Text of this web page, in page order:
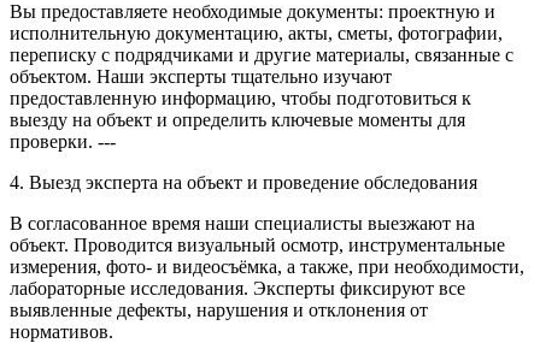
Вы предоставляете необходимые документы: проектную и
исполнительную документацию, акты, сметы, фотографии,
переписку с подрядчиками и другие материалы, связанные с
объектом. Наши эксперты тщательно изучают
предоставленную информацию, чтобы подготовиться к
выезду на объект и определить ключевые моменты для
проверки. ---
4. Выезд эксперта на объект и проведение обследования
В согласованное время наши специалисты выезжают на
объект. Проводится визуальный осмотр, инструментальные
измерения, фото- и видеосъёмка, а также, при необходимости,
лабораторные исследования. Эксперты фиксируют все
выявленные дефекты, нарушения и отклонения от
нормативов.